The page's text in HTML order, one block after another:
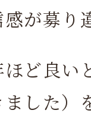
が募り
ど良い
ました